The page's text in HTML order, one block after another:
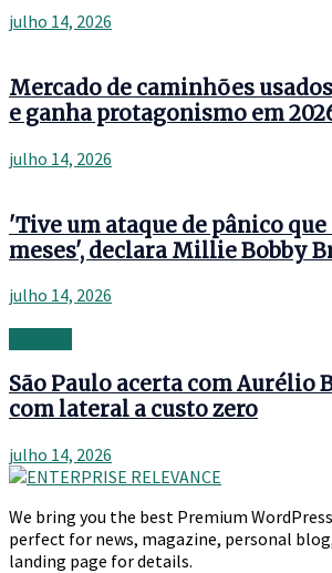
julho 14, 2026
Mercado de caminhões
e ganha protagonismo em
julho 14, 2026
'Tive um ataque de pânico
meses', declara Millie Bobby
julho 14, 2026
São Paulo acerta com Aurélio
com lateral a custo zero
julho 14, 2026
We bring you the best Premium
perfect for news, magazine, personal
landing page for details.